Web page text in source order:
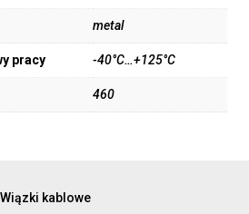
metal
pracy -40°C…+125°C
460
Wiązki kablowe